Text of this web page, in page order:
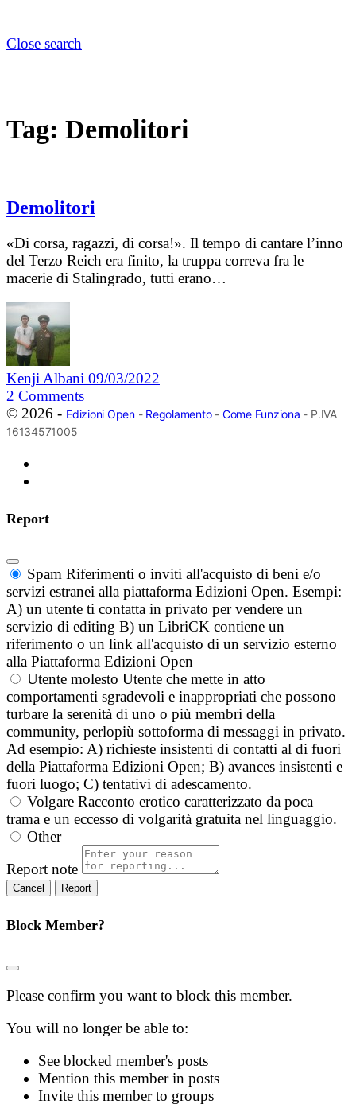
Close search
Tag: Demolitori
Demolitori
«Di corsa, ragazzi, di corsa!». Il tempo di cantare l’inno
del Terzo Reich era finito, la truppa correva fra le
macerie di Stalingrado, tutti erano…
Kenji Albani 09/03/2022
2 Comments
© 2026 - Edizioni Open- Regolamento- Come Funziona - P.IVA
16134571005
Report
Spam Riferimenti o inviti all'acquisto di beni e/o
servizi estranei alla piattaforma Edizioni Open. Esempi:
A) un utente ti contatta in privato per vendere un
servizio di editing B) un LibriCK contiene un
riferimento o un link all'acquisto di un servizio esterno
alla Piattaforma Edizioni Open
Utente molesto Utente che mette in atto
comportamenti sgradevoli e inappropriati che possono
turbare la serenità di uno o più membri della
community, perlopiù sottoforma di messaggi in privato.
Ad esempio: A) richieste insistenti di contatti al di fuori
della Piattaforma Edizioni Open; B) avances insistenti e
fuori luogo; C) tentativi di adescamento.
Volgare Racconto erotico caratterizzato da poca
trama e un eccesso di volgarità gratuita nel linguaggio.
Other
Report note
Report
Block Member?
Please confirm you want to block this member.
You will no longer be able to:
See blocked member's posts
Mention this member in posts
Invite this member to groups